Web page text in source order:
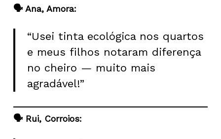
🗣️ Ana, Amora:
“Usei tinta ecológica nos quartos
e meus filhos notaram diferença
no cheiro — muito mais
agradável!”
🗣️ Rui, Corroios: